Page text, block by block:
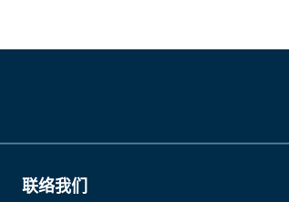
联络我们